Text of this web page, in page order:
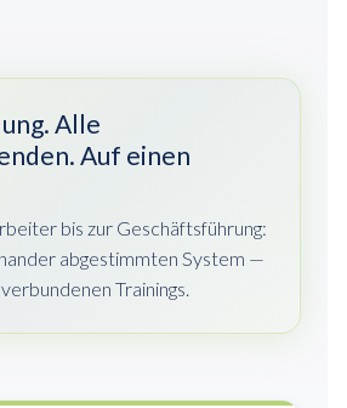
Alle
Auf einen
bis zur Geschäftsführung:
abgestimmten System —
Trainings.